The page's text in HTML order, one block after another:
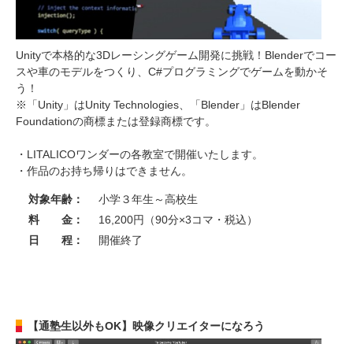
Unityで本格的な3Dレーシングゲーム開発に挑戦！Blenderでコー
スや車のモデルをつくり、C#プログラミングでゲームを動かそ
う！
※「Unity」はUnity Technologies、「Blender」はBlender
Foundationの商標または登録商標です。
・LITALICOワンダーの各教室で開催いたします。
・作品のお持ち帰りはできません。
対象年齢：
小学３年生～高校生
料 金：
16,200円（90分×3コマ・税込）
日 程：
開催終了
【通塾生以外もOK】映像クリエイターになろう